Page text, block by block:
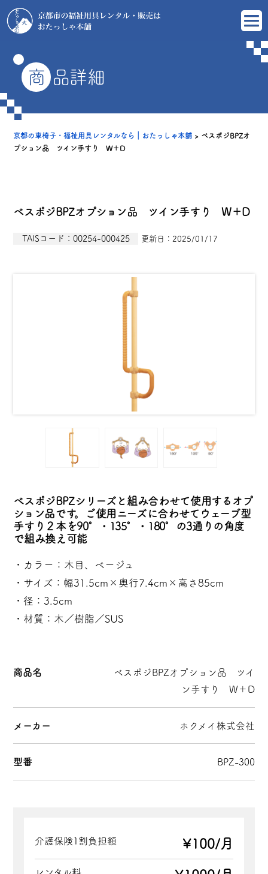
商 品詳細
京都の車椅子・福祉用具レンタルなら｜おたっしゃ本舗 > ベスポジBPZオ
プション品 ツイン手すり W＋D
ベスポジBPZオプション品 ツイン手すり W＋D
TAISコード：00254-000425 更新日：2025/01/17
べスポジBPZシリーズと組み合わせて使用するオプ
ション品です。ご使用ニーズに合わせてウェーブ型
手すり２本を90°・135°・180°の3通りの角度
で組み換え可能
・カラー：木目、ベージュ
・サイズ：幅31.5cm×奥行7.4cm×高さ85cm
・径：3.5cm
・材質：木／樹脂／SUS
商品名
ベスポジBPZオプション品 ツイ
ン手すり W＋D
メーカー ホクメイ株式会社
型番 BPZ-300
介護保険1割負担額 ¥100/月